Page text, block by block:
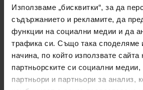
Използваме „бисквитки“, за да
съдържанието и рекламите, да
функции на социални медии и да
трафика си. Също така споделяме
начина, по който използвате сайта
партньорските си социални
партньори и партньори за анализ,
ЗА КОМПАНИЯТА
За нас
ФОРМА ЗА КОНТАКТ